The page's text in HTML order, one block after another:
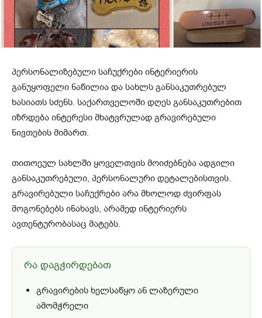
პერსონალიზებული საჩუქრები ინტერიერის
განუყოფელი ნაწილია და სახლს განსაკუთრებულ
ხასიათს სძენს. საქართველოში დღეს განსაკუთრებით
იზრდება ინტერესი მხატვრულად გრავირებული
ნივთების მიმართ.
თითოეულ სახლში ყოველთვის მოიძებნება ადგილი
განსაკუთრებული, პერსონალური დეტალებისთვის.
გრავირებული საჩუქრები არა მხოლოდ ძვირფას
მოგონებებს ინახავს, არამედ ინტერიერს
ავთენტურობასაც მატებს.
რა დაგჭირდებათ
გრავირების ხელსაწყო ან ლაზერული
ამომჭრელი